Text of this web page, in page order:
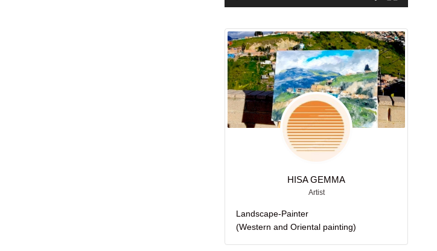
HISA GEMMA
Artist
Landscape-Painter
(Western and Oriental painting)